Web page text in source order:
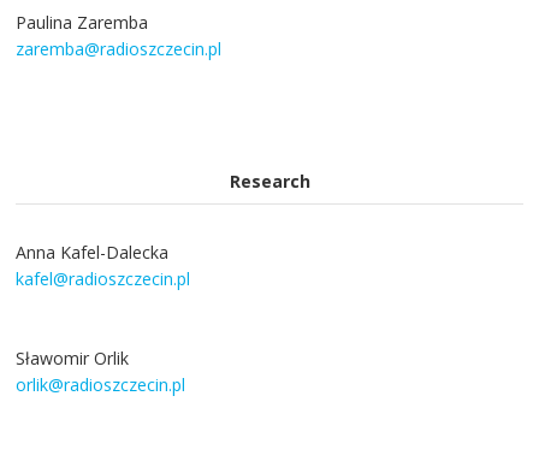
Paulina Zaremba
zaremba@radioszczecin.pl
Research
Anna Kafel-Dalecka
kafel@radioszczecin.pl
Sławomir Orlik
orlik@radioszczecin.pl